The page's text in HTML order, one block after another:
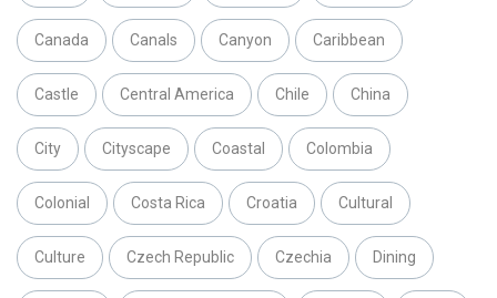
Canada Canals Canyon Caribbean
Castle Central America Chile China
City Cityscape Coastal Colombia
Colonial Costa Rica Croatia Cultural
Culture Czech Republic Czechia Dining